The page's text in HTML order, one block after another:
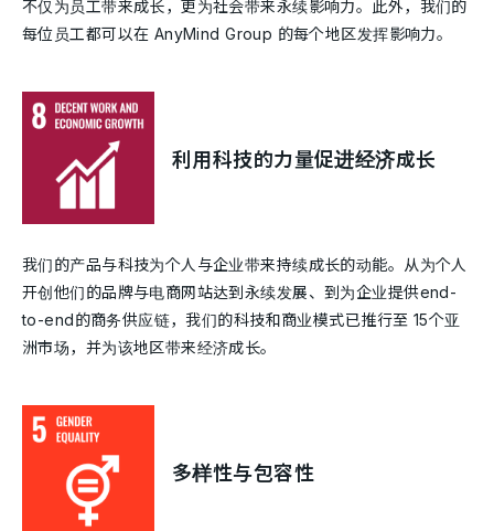
不仅为员工带来成长，更为社会带来永续影响力。此外，我们的
每位员工都可以在 AnyMind Group 的每个地区发挥影响力。
利用科技的力量促进经济成长
我们的产品与科技为个人与企业带来持续成长的动能。从为个人
开创他们的品牌与电商网站达到永续发展、到为企业提供end-
to-end的商务供应链，我们的科技和商业模式已推行至 15个亚
洲市场，并为该地区带来经济成长。
多样性与包容性